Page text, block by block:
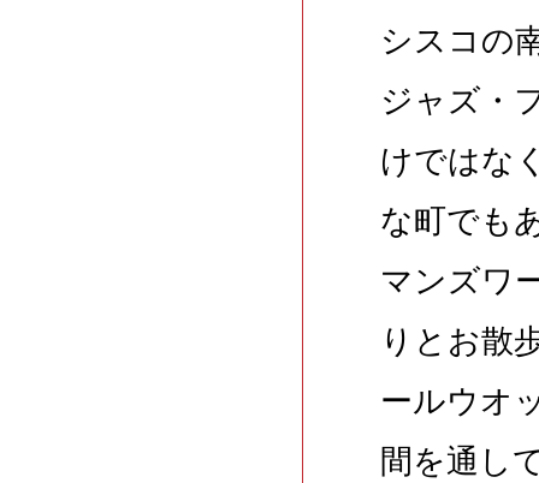
シスコの
ジャズ・
けではな
な町でも
マンズワ
りとお散
ールウオ
間を通し